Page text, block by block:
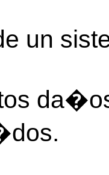
un